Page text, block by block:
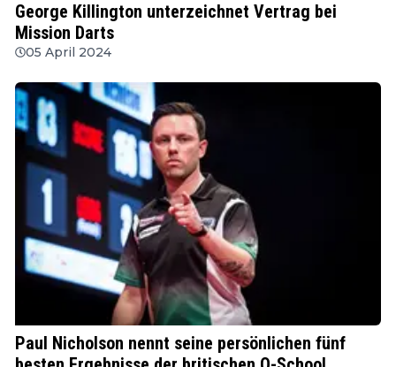
George Killington unterzeichnet Vertrag bei
Mission Darts
05 April 2024
Paul Nicholson nennt seine persönlichen fünf